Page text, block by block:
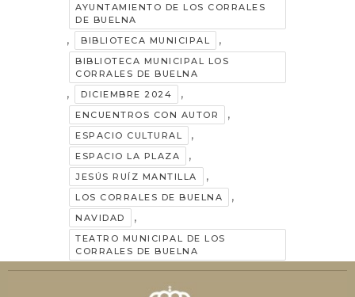
AYUNTAMIENTO DE LOS CORRALES
DE BUELNA
, BIBLIOTECA MUNICIPAL ,
BIBLIOTECA MUNICIPAL LOS
CORRALES DE BUELNA
, DICIEMBRE 2024 ,
ENCUENTROS CON AUTOR ,
ESPACIO CULTURAL ,
ESPACIO LA PLAZA ,
JESÚS RUÍZ MANTILLA ,
LOS CORRALES DE BUELNA ,
NAVIDAD ,
TEATRO MUNICIPAL DE LOS
CORRALES DE BUELNA